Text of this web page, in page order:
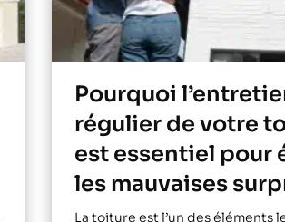
Pourquoi
régulier de votre
est essentiel pour
les mauvaises
La toiture est l’un des éléments